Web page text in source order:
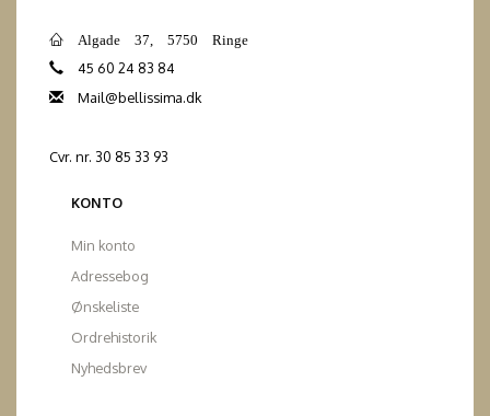
Algade 37, 5750 Ringe
45 60 24 83 84
Mail@bellissima.dk
Cvr. nr. 30 85 33 93
KONTO
Min konto
Adressebog
Ønskeliste
Ordrehistorik
Nyhedsbrev